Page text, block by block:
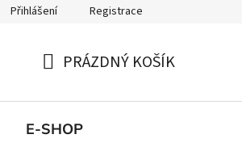
Přihlášení Registrace
KOŠÍK
PRÁZDNÝ KOŠÍK
E-SHOP